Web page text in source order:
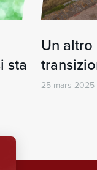
sta
Un altro
25 mars 2025